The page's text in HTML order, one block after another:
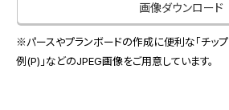
スペースソリューション事業
オフィスソリューション事業
会社情報
画像ダウンロード
※パースやプランボードの作成に便利な「チップ
例(P)」などのJPEG画像をご用意しています。